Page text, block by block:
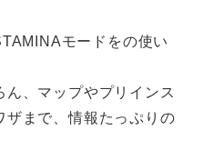
モードをの使い
ん、マップやプリインス
ザまで、情報たっぷりの